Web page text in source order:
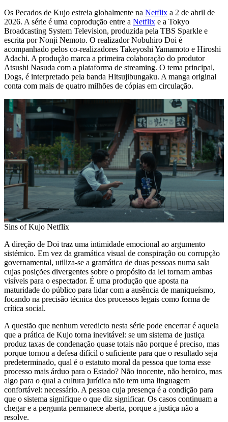
Os Pecados de Kujo estreia globalmente na Netflix a 2 de abril de
2026. A série é uma coprodução entre a Netflix e a Tokyo
Broadcasting System Television, produzida pela TBS Sparkle e
escrita por Nonji Nemoto. O realizador Nobuhiro Doi é
acompanhado pelos co-realizadores Takeyoshi Yamamoto e Hiroshi
Adachi. A produção marca a primeira colaboração do produtor
Atsushi Nasuda com a plataforma de streaming. O tema principal,
Dogs, é interpretado pela banda Hitsujibungaku. A manga original
conta com mais de quatro milhões de cópias em circulação.
Sins of Kujo Netflix
A direção de Doi traz uma intimidade emocional ao argumento
sistémico. Em vez da gramática visual de conspiração ou corrupção
governamental, utiliza-se a gramática de duas pessoas numa sala
cujas posições divergentes sobre o propósito da lei tornam ambas
visíveis para o espectador. É uma produção que aposta na
maturidade do público para lidar com a ausência de maniqueísmo,
focando na precisão técnica dos processos legais como forma de
crítica social.
A questão que nenhum veredicto nesta série pode encerrar é aquela
que a prática de Kujo torna inevitável: se um sistema de justiça
produz taxas de condenação quase totais não porque é preciso, mas
porque tornou a defesa difícil o suficiente para que o resultado seja
predeterminado, qual é o estatuto moral da pessoa que torna esse
processo mais árduo para o Estado? Não inocente, não heroico, mas
algo para o qual a cultura jurídica não tem uma linguagem
confortável: necessário. A pessoa cuja presença é a condição para
que o sistema signifique o que diz significar. Os casos continuam a
chegar e a pergunta permanece aberta, porque a justiça não a
resolve.